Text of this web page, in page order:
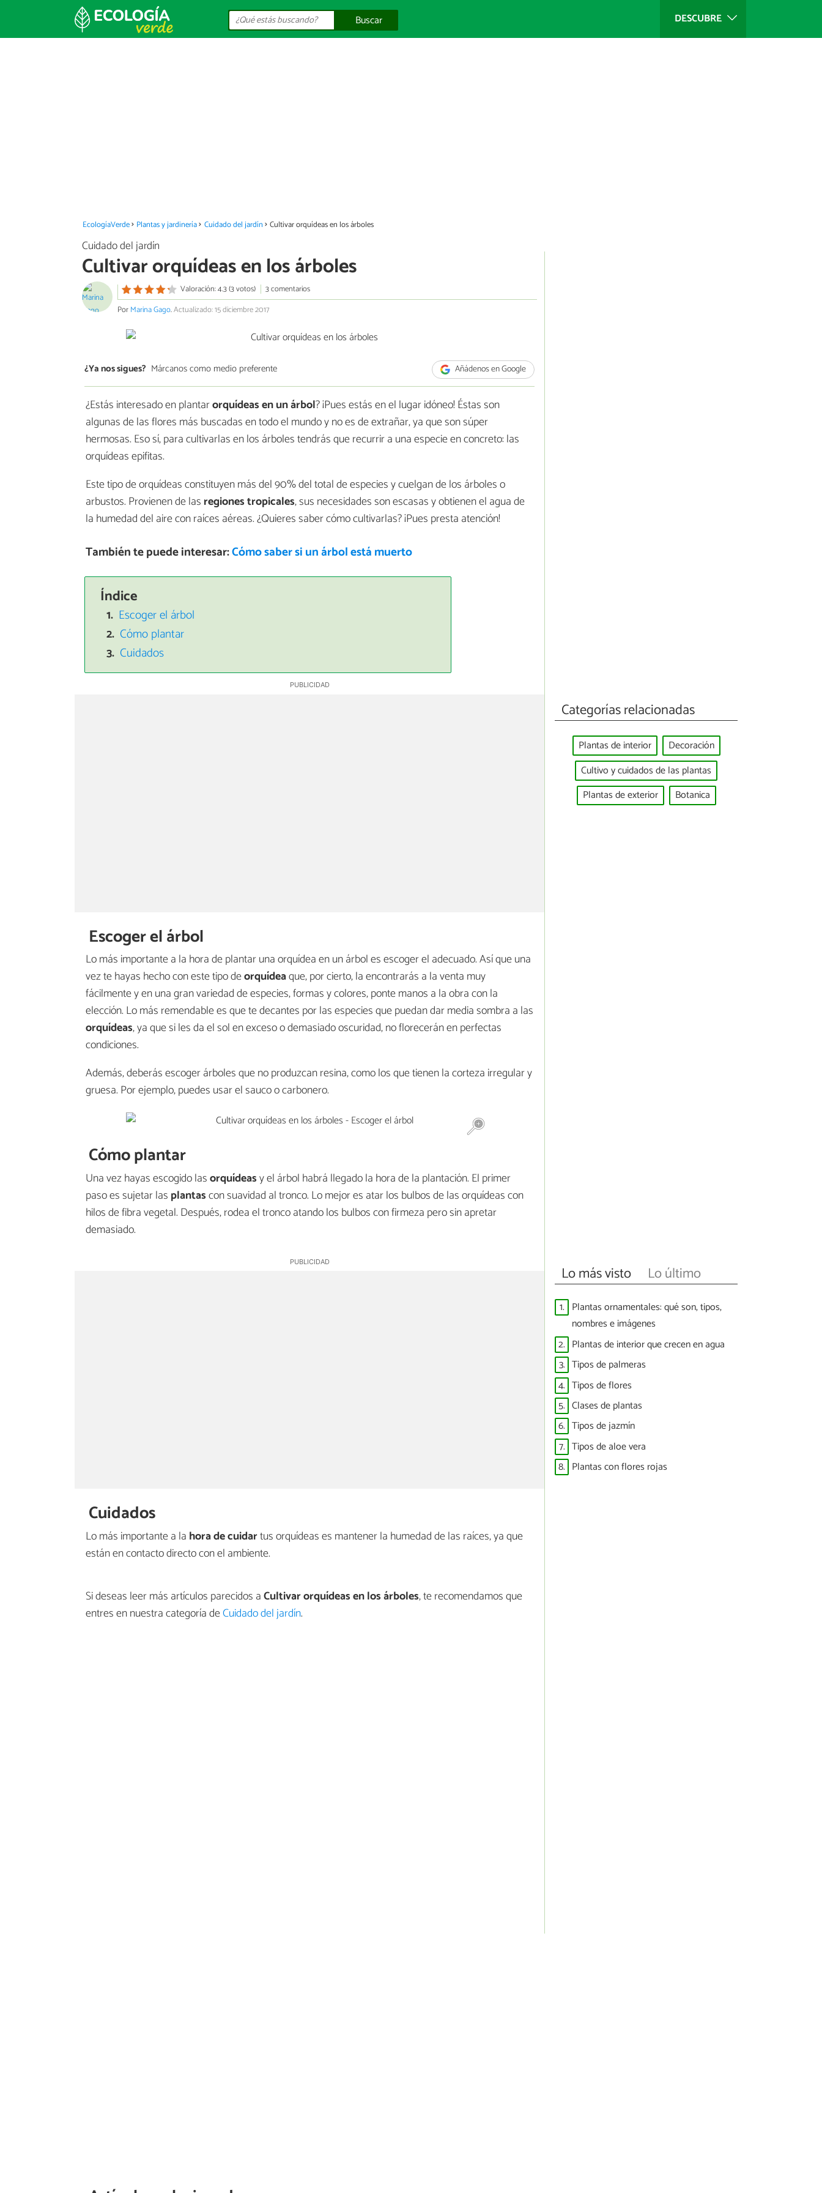
DESCUBRE
Buscar
EcologíaVerde Plantas y jardinería Cuidado del jardín Cultivar orquídeas en los árboles
Cuidado del jardín
Cultivar orquídeas en los árboles
Valoración: 4.3 (3 votos)
3 comentarios
PorMarina Gago.Actualizado: 15 diciembre 2017
¿Ya nos sigues? Márcanos como medio preferente Añádenos en Google
¿Estás interesado en plantarorquídeas en un árbol? ¡Pues estás en el lugar idóneo! Éstas son
algunas de las flores más buscadas en todo el mundo y no es de extrañar, ya que son súper
hermosas. Eso sí, para cultivarlas en los árboles tendrás que recurrir a una especie en concreto: las
orquídeas epifitas.
Este tipo de orquídeas constituyen más del 90% del total de especies y cuelgan de los árboles o
arbustos. Provienen de las regionestropicales, sus necesidades son escasas y obtienen el agua de
la humedad del aire con raíces aéreas. ¿Quieres saber cómo cultivarlas? ¡Pues presta atención!
También te puede interesar:Cómo saber si un árbol está muerto
Índice
Escoger el árbol
Cómo plantar
Cuidados
Escoger el árbol
Lo más importante a la hora de plantar una orquídea en un árbol es escoger el adecuado. Así que una
vez te hayas hecho con este tipo deorquídeaque, por cierto, la encontrarás a la venta muy
fácilmente y en una gran variedad de especies, formas y colores, ponte manos a la obra con la
elección. Lo más remendable es que te decantes por las especies que puedan dar media sombra a las
orquídeas, ya que si les da el sol en exceso o demasiado oscuridad, no florecerán en perfectas
condiciones.
Además, deberás escoger árboles que no produzcan resina, como los que tienen la corteza irregular y
gruesa. Por ejemplo, puedes usar el sauco o carbonero.
Cómo plantar
Una vez hayas escogido lasorquídeasy el árbol habrá llegado la hora de la plantación. El primer
paso es sujetar las plantascon suavidad al tronco. Lo mejor es atar los bulbos de las orquídeas con
hilos de fibra vegetal. Después, rodea el tronco atando los bulbos con firmeza pero sin apretar
demasiado.
Cuidados
Lo más importante a la hora de cuidartus orquídeas es mantener la humedad de las raíces, ya que
están en contacto directo con el ambiente.
Si deseas leer más artículos parecidos aCultivar orquídeas en los árboles, te recomendamos que
entres en nuestra categoría deCuidado del jardín.
Categorías relacionadas
Plantas de interior
Decoración
Cultivo y cuidados de las plantas
Plantas de exterior
Botanica
Lo más visto Lo último
1. Plantas ornamentales: qué son, tipos,
nombres e imágenes
2. Plantas de interior que crecen en agua
3. Tipos de palmeras
4. Tipos de flores
5. Clases de plantas
6. Tipos de jazmín
7. Tipos de aloe vera
8. Plantas con flores rojas